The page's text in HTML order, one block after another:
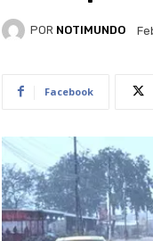
POR NOTIMUNDO
Facebook